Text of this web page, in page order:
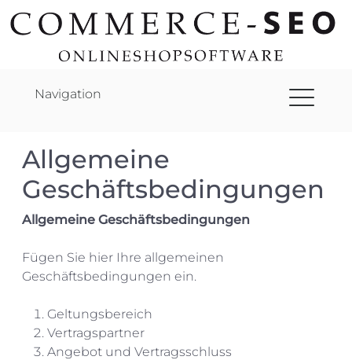
Navigation
Allgemeine
Geschäftsbedingungen
Allgemeine Geschäftsbedingungen
Fügen Sie hier Ihre allgemeinen
Geschäftsbedingungen ein.
Geltungsbereich
Vertragspartner
Angebot und Vertragsschluss